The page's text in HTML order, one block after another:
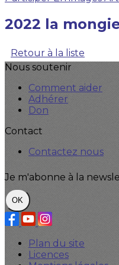
2022 la
Retour à la liste
Nous soutenir
Comment aider
Adhérer
Don
Contact
Contactez nous
Je m'abonne à la
OK
Plan du site
Licences